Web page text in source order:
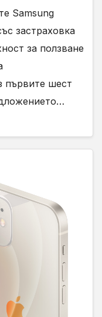
Samsung
застраховка
за ползване
първите шест